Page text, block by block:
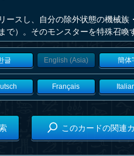
スし、自分の除外状態の機械族
で）。そのモンスターを特殊召喚
글 English (Asia) 簡体
Français
このカードの関連